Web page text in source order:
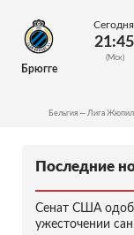
Брюгге
Сегодня
21:45
(Мск)
Бельгия — Лига
Последние
Сенат США
ужесточении